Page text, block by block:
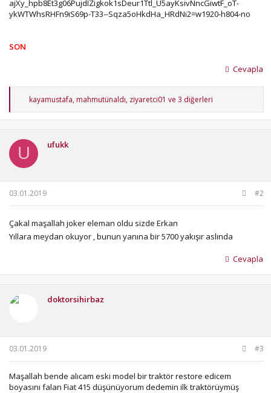
SON
Cevapla
T
p
l
e
r
kayamustafa,mahmutünaldı, ziyaretci01 ve 3 diğerleri
U ufukk
03.01.2019 #2
Çakal maşallah joker eleman oldu sizde Erkan
Yıllara meydan okuyor , bunun yanına bir 5700 yakışır aslında
Cevapla
doktorsihirbaz
03.01.2019 #3
Maşallah bende alıcam eski model bir traktör restore edicem
boyasını falan Fiat 415 düşünüyorum dedemin ilk traktörüymüş